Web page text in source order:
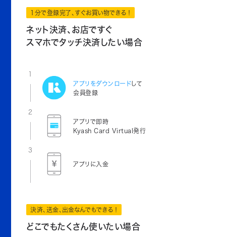
1分で登録完了、すぐお買い物できる！
ネット決済、お店ですぐ
スマホでタッチ決済したい場合
1
アプリをダウンロードして
会員登録
2
アプリで即時
Kyash Card Virtual発行
3
アプリに入金
決済、送金、出金なんでもできる！
どこでもたくさん使いたい場合